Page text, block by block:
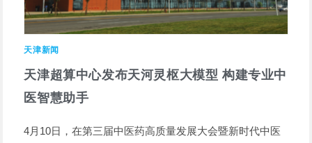
天津新闻
天津超算中心发布天河灵枢大模型 构建专业中
医智慧助手
4月10日，在第三届中医药高质量发展大会暨新时代中医